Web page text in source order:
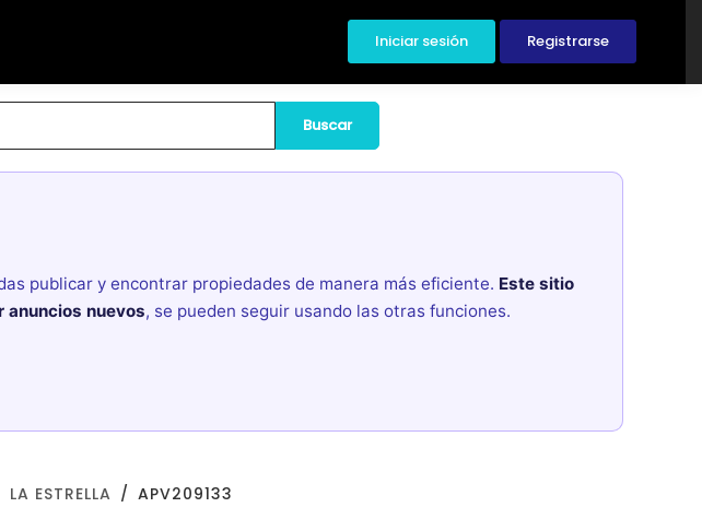
Iniciar sesión Registrarse
Buscar
publicar y encontrar propiedades de manera más eficiente. Este sitio
anuncios nuevos, se pueden seguir usando las otras funciones.
LA ESTRELLA APV209133